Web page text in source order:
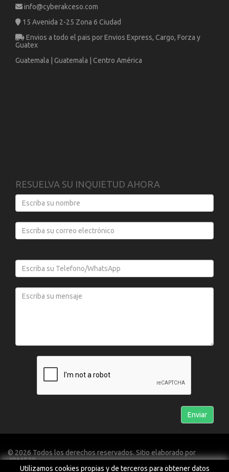
Utilizamos cookies propias y de terceros para obtener datos
info@cyberakceso.com
15 Avenida 2-25 Zona 6 Ciudad
Envios a todo el pais por Envios Express, Cargo, Forza y
Guatex
Guatemala | Guatemala | Centro América
RESUELVA SU INQUIETUD AHORA
© 2026 Todos los derechos reservados. Sitio elaborado por
JOMT78